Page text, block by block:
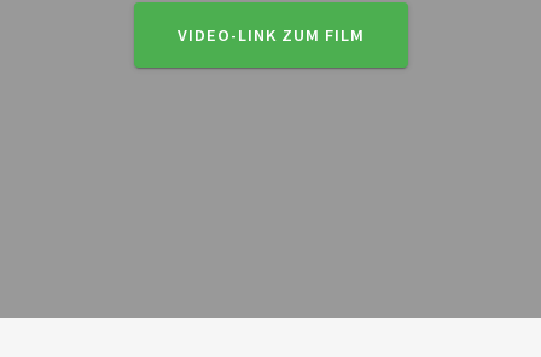
VIDEO-LINK ZUM FILM